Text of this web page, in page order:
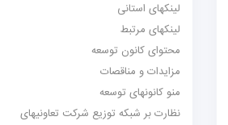
لینکهای استانی
لینکهای مرتبط
محتوای کانون توسعه
مزایدات و مناقصات
منو کانونهای توسعه
نظارت بر شبکه توزیع شرکت تعاونیهای